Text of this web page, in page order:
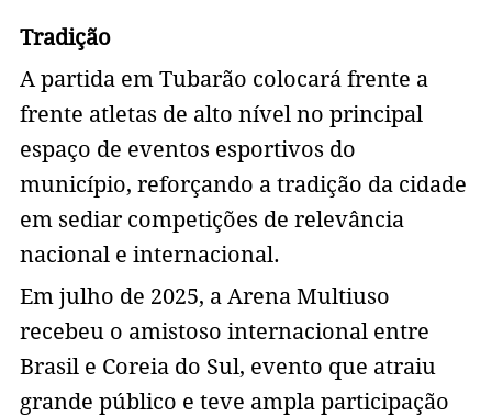
Tradição
A partida em Tubarão colocará frente a
frente atletas de alto nível no principal
espaço de eventos esportivos do
município, reforçando a tradição da cidade
em sediar competições de relevância
nacional e internacional.
Em julho de 2025, a Arena Multiuso
recebeu o amistoso internacional entre
Brasil e Coreia do Sul, evento que atraiu
grande público e teve ampla participação